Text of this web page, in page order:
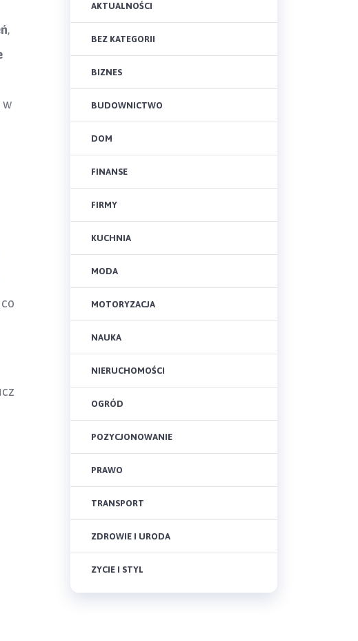
,
w
AKTUALNOŚCI
BEZ KATEGORII
BIZNES
BUDOWNICTWO
DOM
FINANSE
FIRMY
KUCHNIA
MODA
MOTORYZACJA
NAUKA
NIERUCHOMOŚCI
OGRÓD
POZYCJONOWANIE
PRAWO
TRANSPORT
ZDROWIE I URODA
ZYCIE I STYL